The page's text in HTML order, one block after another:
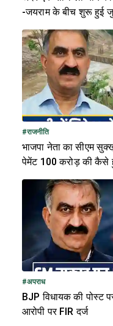
-जयराम के बीच शुरू हुई
#राजनीति
भाजपा नेता का सीएम
पेमेंट 100 करोड़ की कैसे
#अपराध
BJP विधायक की पोस्ट
आरोपी पर FIR दर्ज